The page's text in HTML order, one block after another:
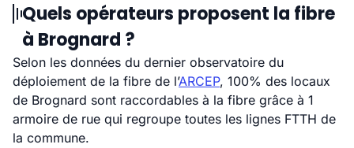
Quels opérateurs proposent la fibre
à Brognard ?
Selon les données du dernier observatoire du
déploiement de la fibre de l’ARCEP, 100% des locaux
de Brognard sont raccordables à la fibre grâce à 1
armoire de rue qui regroupe toutes les lignes FTTH de
la commune.